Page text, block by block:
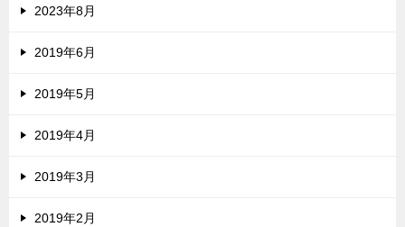
2023年8月
2019年6月
2019年5月
2019年4月
2019年3月
2019年2月